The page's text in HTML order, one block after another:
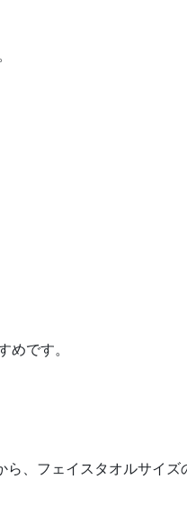
です。
、フェイスタオルサイ